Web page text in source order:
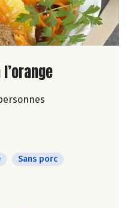
Sans porc